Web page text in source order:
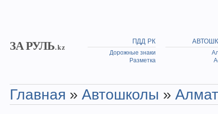
ЗА РУЛЬ.kz
ПДД РК
Дорожные знаки
Разметка
You are here
Главная » Автошколы »